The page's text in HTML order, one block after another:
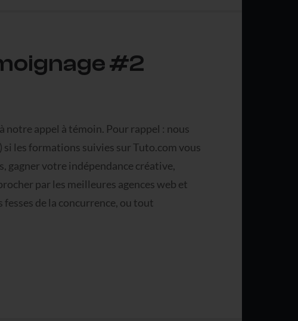
#2
notre appel à témoin. Pour rappel : nous
les formations suivies sur Tuto.com vous
gagner votre indépendance créative,
par les meilleures agences web et
de la concurrence, ou tout